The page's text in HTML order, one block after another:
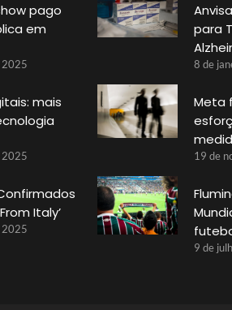
pago
em
2025
mais
2025
Italy’
2025
para
8 de
Meta
19 de
9 de